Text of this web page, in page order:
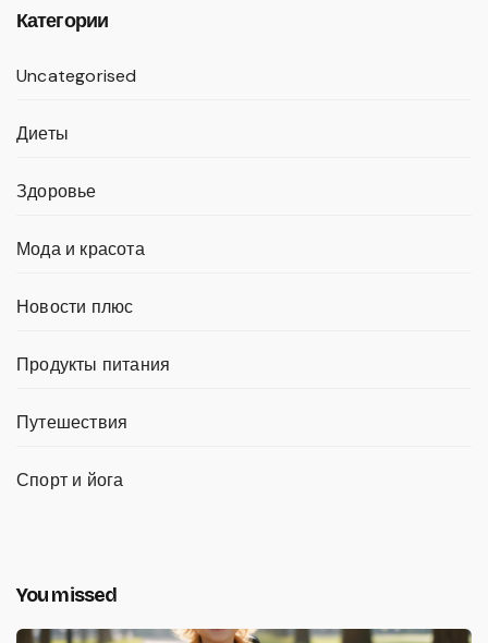
Категории
Uncategorised
Диеты
Здоровье
Мода и красота
Новости плюс
Продукты питания
Путешествия
Спорт и йога
You missed